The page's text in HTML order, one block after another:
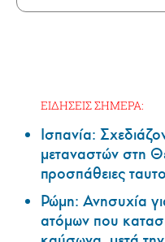
ΕΙΔΗΣΕΙΣ ΣΗΜΕΡΑ:
Ισπανία:
μεταναστών στη
προσπάθειες
Ρώμη: Ανησυχία
ατόμων που